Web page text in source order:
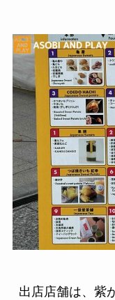
出店店舗は、紫